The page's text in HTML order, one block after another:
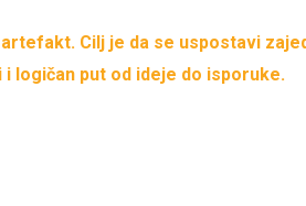
Cilj je da se uspostavi
logičan put od ideje do isporuke.